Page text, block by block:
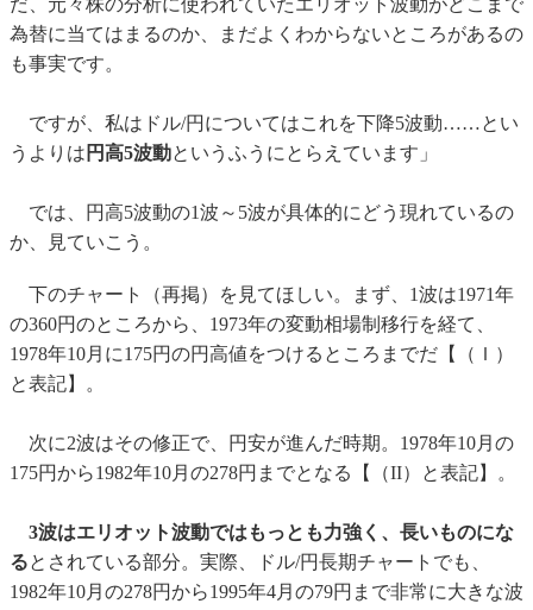
為替に当てはまるのか、まだよくわからないところがあるの
も事実です。
ですが、私はドル/円についてはこれを下降5波動……とい
うよりは 円高5波動というふうにとらえています」
では、円高5波動の1波～5波が具体的にどう現れているの
か、見ていこう。
下のチャート（再掲）を見てほしい。まず、1波は1971年
の360円のところから、1973年の変動相場制移行を経て、
1978年10月に175円の円高値をつけるところまでだ【（Ｉ）
と表記】。
次に2波はその修正で、円安が進んだ時期。1978年10月の
175円から1982年10月の278円までとなる【（II）と表記】。
3波はエリオット波動ではもっとも力強く、長いものにな
るとされている部分。実際、ドル/円長期チャートでも、
1982年10月の278円から1995年4月の79円まで非常に大きな波